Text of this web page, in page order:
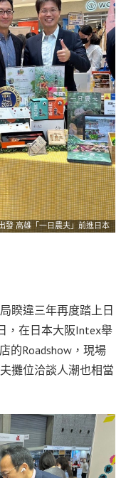
發 高雄「一日農夫」前進日本
睽違三年再度踏上日
，在日本大阪Intex舉
的Roadshow，現場
攤位洽談人潮也相當